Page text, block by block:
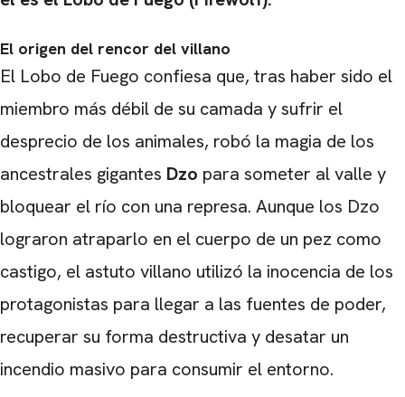
El origen del rencor del villano
El Lobo de Fuego confiesa que, tras haber sido el
miembro más débil de su camada y sufrir el
desprecio de los animales, robó la magia de los
ancestrales gigantes Dzo para someter al valle y
bloquear el río con una represa. Aunque los Dzo
lograron atraparlo en el cuerpo de un pez como
castigo, el astuto villano utilizó la inocencia de los
protagonistas para llegar a las fuentes de poder,
recuperar su forma destructiva y desatar un
incendio masivo para consumir el entorno.